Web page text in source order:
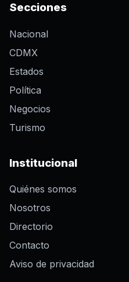
Secciones
Nacional
CDMX
Estados
Política
Negocios
Turismo
Institucional
Quiénes somos
Nosotros
Directorio
Contacto
Aviso de privacidad